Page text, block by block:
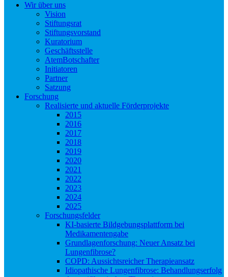
Wir über uns
Vision
Stiftungsrat
Stiftungsvorstand
Kuratorium
Geschäftsstelle
AtemBotschafter
Initiatoren
Partner
Satzung
Forschung
Realisierte und aktuelle Förderprojekte
2015
2016
2017
2018
2019
2020
2021
2022
2023
2024
2025
Forschungsfelder
KI-basierte Bildgebungsplattform bei
Medikamentengabe
Grundlagenforschung: Neuer Ansatz bei
Lungenfibrose?
COPD: Aussichtsreicher Therapieansatz
Idiopathische Lungenfibrose: Behandlungserfolg